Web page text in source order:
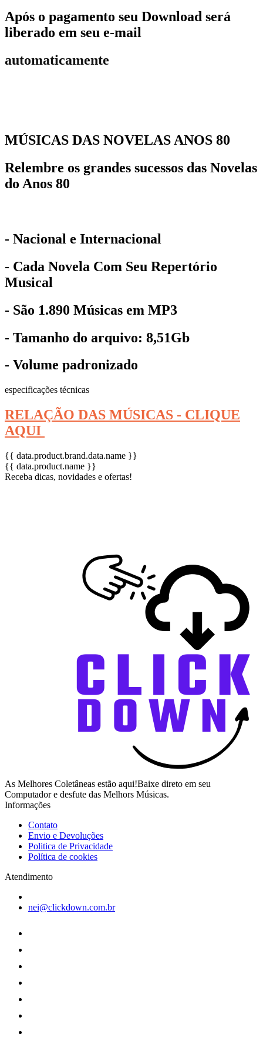
Após o pagamento seu Download será
liberado em seu e-mail
automaticamente
MÚSICAS DAS NOVELAS ANOS 80
Relembre os grandes sucessos das Novelas
do Anos 80
- Nacional e Internacional
- Cada Novela Com Seu Repertório
Musical
- São 1.890 Músicas em MP3
- Tamanho do arquivo: 8,51Gb
- Volume padronizado
especificações técnicas
RELAÇÃO DAS MÚSICAS - CLIQUE
AQUI
{{ data.product.brand.data.name }}
{{ data.product.name }}
Receba dicas, novidades e ofertas!
As Melhores Coletâneas estão aqui!Baixe direto em seu
Computador e desfute das Melhors Músicas.
Informações
Contato
Envio e Devoluções
Politica de Privacidade
Política de cookies
Atendimento
nei@clickdown.com.br